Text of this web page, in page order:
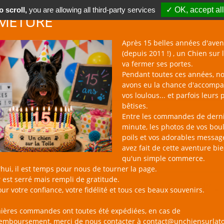
Après 15 belles années
(depuis 2011 !) , un Chien sur
va fermer ses portes.
Pendant toutes ces années,
avons eu la chance
vos loulous... et parfois leurs
bêtises.
Entre les commandes de
minute, les photos de vos
poils et vos adorables
avez fait de cette aventure
qu'un simple commerce.
il est temps pour nous de tourner la page.
est serré mais rempli de gratitude.
votre confiance, votre fidélité et tous ces beaux souvenirs.
commandes ont toutes été expédiées, en cas de
merci de nous contacter à
NAC NOUVEAUTÉS BLOG CONTACT
un Chien sur la Toile
Siège Auto “Voyageur Patrol” -
64,90 €
scroll,you are allowing all third-party services ✓ OK, accept all